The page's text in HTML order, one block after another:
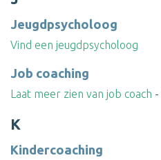
Jeugdpsycholoog
Vind een jeugdpsycholoog
Job coaching
Laat meer zien van job coach -
K
Kindercoaching